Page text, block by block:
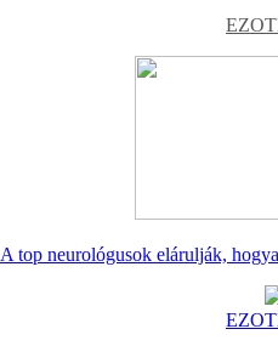
A top neurológusok elárulják,